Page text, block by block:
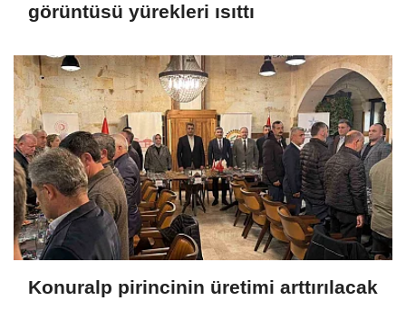
görüntüsü yürekleri ısıttı
Konuralp pirincinin üretimi arttırılacak